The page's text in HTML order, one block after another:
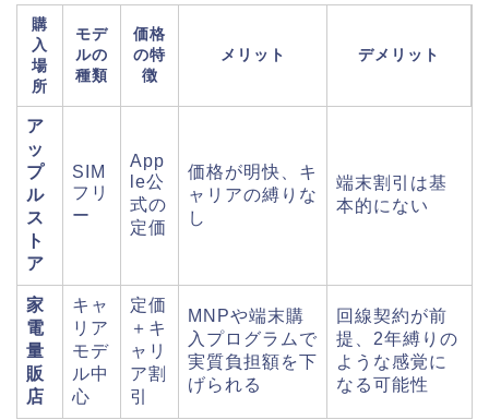
購
入
場
所
モデ
ルの
種類
価格
の特
徴
メリット デメリット
ア
ッ
プ
ル
ス
ト
ア
SIM
フリ
ー
App
le公
式の
定価
価格が明快、キ
ャリアの縛りな
し
端末割引は基
本的にない
家
電
量
販
店
キャ
リア
モデ
ル中
心
定価
＋キ
ャリ
ア割
引
MNPや端末購
入プログラムで
実質負担額を下
げられる
回線契約が前
提、2年縛りの
ような感覚に
なる可能性